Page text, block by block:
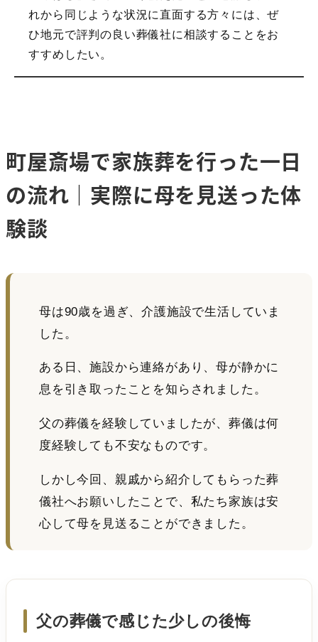
れから同じような状況に直面する方々には、ぜ
ひ地元で評判の良い葬儀社に相談することをお
すすめしたい。
町屋斎場で家族葬を行った一日
の流れ｜実際に母を見送った体
験談
母は90歳を過ぎ、介護施設で生活していま
した。
ある日、施設から連絡があり、母が静かに
息を引き取ったことを知らされました。
父の葬儀を経験していましたが、葬儀は何
度経験しても不安なものです。
しかし今回、親戚から紹介してもらった葬
儀社へお願いしたことで、私たち家族は安
心して母を見送ることができました。
父の葬儀で感じた少しの後悔